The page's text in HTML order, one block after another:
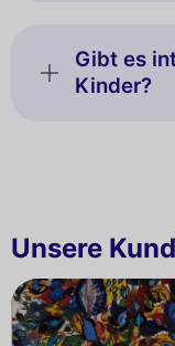
Gibt es
Kinder?
Unsere